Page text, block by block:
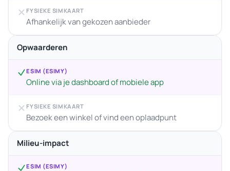
FYSIEKE SIMKAART
Afhankelijk van gekozen aanbieder
Opwaarderen
ESIM (ESIMY)
Online via je dashboard of mobiele app
FYSIEKE SIMKAART
Bezoek een winkel of vind een oplaadpunt
Milieu-impact
ESIM (ESIMY)